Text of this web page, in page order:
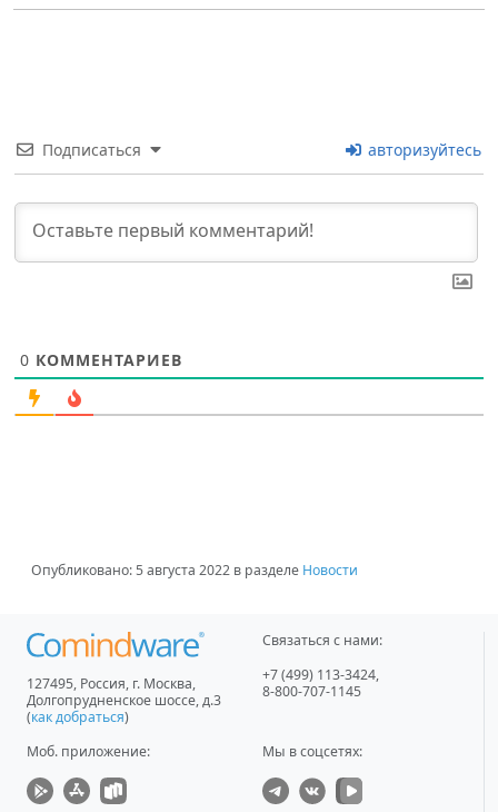
Подписаться авторизуйтесь
0 КОММЕНТАРИЕВ
Опубликовано: 5 августа 2022 в разделе Новости
127495, Россия, г. Москва,
Долгопрудненское шоссе, д.3
(как добраться)
Связаться с нами:
+7 (499) 113-3424,
8-800-707-1145
Моб. приложение: Мы в соцсетях: